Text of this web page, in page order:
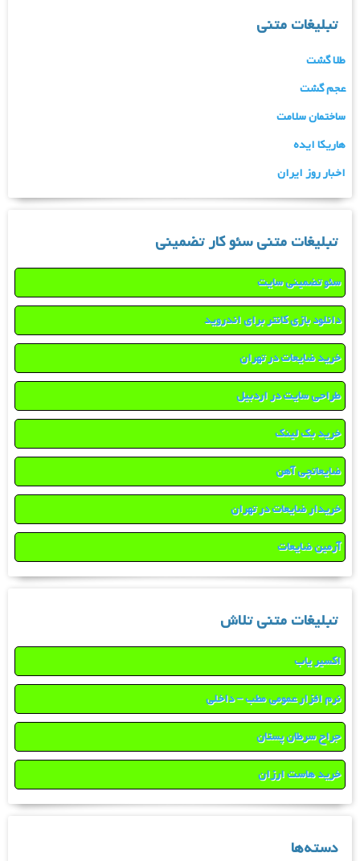
تبلیغات متنی
طلا گشت
عجم گشت
ساختمان سلامت
هاریکا ایده
اخبار روز ایران
تبلیغات متنی سئو کار تضمینی
سئو تضمینی سایت
دانلود بازی کانتر برای اندروید
خرید ضایعات در تهران
طراحی سایت در اردبیل
خرید بک لینک
ضایعاتچی آهن
خریدار ضایعات در تهران
آرمین ضایعات
تبلیغات متنی تلاش
اکسیر یاب
نرم افزار عمومی مطب – داخلی
جراح سرطان پستان
خرید هاست ارزان
دسته‌ها